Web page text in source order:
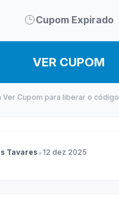
Cupom Expirado
VER CUPOM
Ver Cupom para liberar o
Tavares•12 dez 2025